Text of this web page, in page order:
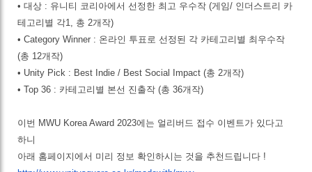
• 대상 : 유니티 코리아에서 선정한 최고 우수작 (게임/ 인더스트리 카
테고리별 각1, 총 2개작)
• Category Winner : 온라인 투표로 선정된 각 카테고리별 최우수작
(총 12개작)
• Unity Pick : Best Indie / Best Social Impact (총 2개작)
• Top 36 : 카테고리별 본선 진출작 (총 36개작)
이번 MWU Korea Award 2023에는 얼리버드 접수 이벤트가 있다고
하니
아래 홈페이지에서 미리 정보 확인하시는 것을 추천드립니다 !